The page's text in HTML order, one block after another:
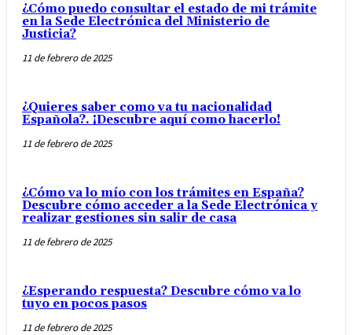
¿Cómo puedo consultar el estado de mi trámite
en la Sede Electrónica del Ministerio de
Justicia?
11 de febrero de 2025
¿Quieres saber como va tu nacionalidad
Española?. ¡Descubre aquí como hacerlo!
11 de febrero de 2025
¿Cómo va lo mío con los trámites en España?
Descubre cómo acceder a la Sede Electrónica y
realizar gestiones sin salir de casa
11 de febrero de 2025
¿Esperando respuesta? Descubre cómo va lo
tuyo en pocos pasos
11 de febrero de 2025